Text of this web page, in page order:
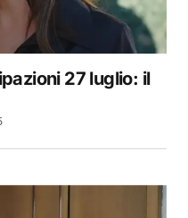
27 luglio: il